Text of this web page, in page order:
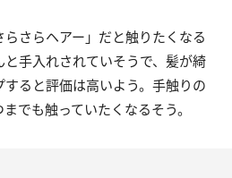
さらヘアー」だと触りたくなる
手入れされていそうで、髪が綺
ると評価は高いよう。手触りの
でも触っていたくなるそう。